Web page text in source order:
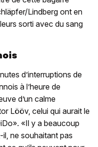
Lindberg ont en
sorti avec du sang
d’interruptions de
à l’heure de
d’un calme
Lööv, celui qui aurait le
«Il y a beaucoup
ne souhaitant pas